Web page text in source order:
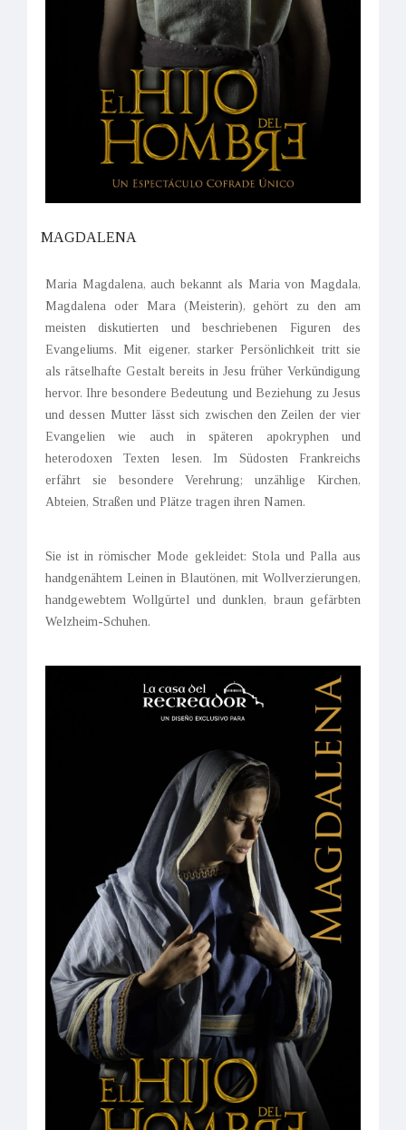
MAGDALENA
Maria Magdalena, auch bekannt als Maria von Magdala,
Magdalena oder Mara (Meisterin), gehört zu den am
meisten diskutierten und beschriebenen Figuren des
Evangeliums. Mit eigener, starker Persönlichkeit tritt sie
als rätselhafte Gestalt bereits in Jesu früher Verkündigung
hervor. Ihre besondere Bedeutung und Beziehung zu Jesus
und dessen Mutter lässt sich zwischen den Zeilen der vier
Evangelien wie auch in späteren apokryphen und
heterodoxen Texten lesen. Im Südosten Frankreichs
erfährt sie besondere Verehrung; unzählige Kirchen,
Abteien, Straßen und Plätze tragen ihren Namen.
Sie ist in römischer Mode gekleidet: Stola und Palla aus
handgenähtem Leinen in Blautönen, mit Wollverzierungen,
handgewebtem Wollgürtel und dunklen, braun gefärbten
Welzheim-Schuhen.